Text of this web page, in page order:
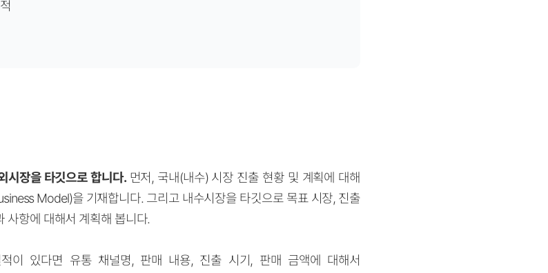
시장을 타깃으로 합니다.먼저, 국내(내수) 시장 진출 현황 및 계획에 대해
Model)을 기재합니다. 그리고 내수시장을 타깃으로 목표 시장, 진출
사항에 대해서 계획해 봅니다.
이 있다면 유통 채널명, 판매 내용, 진출 시기, 판매 금액에 대해서